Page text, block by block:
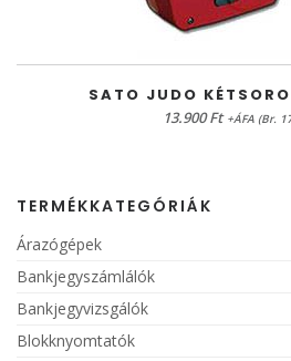
KOSÁRBA
SATO JUDO
13.900Ft +ÁFA (Br.
TERMÉKKATEGÓRIÁK
Árazógépek
Bankjegyszámlálók
Bankjegyvizsgálók
Blokknyomtatók